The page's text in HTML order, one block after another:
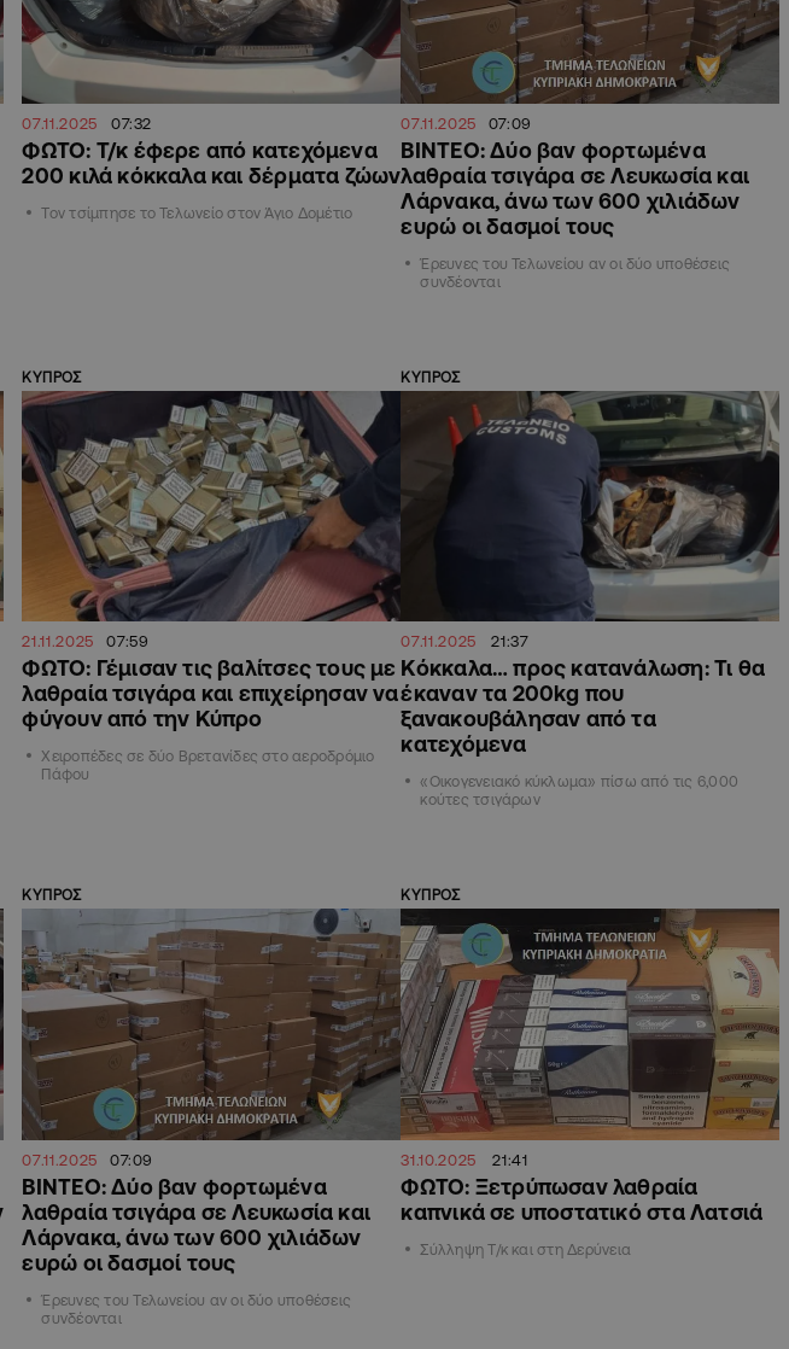
07.11.2025 07:32
ΦΩΤΟ: Τ/κ έφερε από κατεχόμενα
200 κιλά κόκκαλα και δέρματα ζώων
Τον τσίμπησε το Τελωνείο στον Άγιο Δομέτιο
07.11.2025 07:09
ΒΙΝΤΕΟ: Δύο βαν φορτωμένα
λαθραία τσιγάρα σε Λευκωσία και
Λάρνακα, άνω των 600 χιλιάδων
ευρώ οι δασμοί τους
Έρευνες του Τελωνείου αν οι δύο υποθέσεις
συνδέονται
ΚΥΠΡΟΣ
21.11.2025 07:59
ΦΩΤΟ: Γέμισαν τις βαλίτσες τους με
λαθραία τσιγάρα και επιχείρησαν να
φύγουν από την Κύπρο
Χειροπέδες σε δύο Βρετανίδες στο αεροδρόμιο
Πάφου
ΚΥΠΡΟΣ
07.11.2025 21:37
Κόκκαλα… προς κατανάλωση: Τι θα
έκαναν τα 200kg που
ξανακουβάλησαν από τα
κατεχόμενα
«Οικογενειακό κύκλωμα» πίσω από τις 6,000
κούτες τσιγάρων
ΚΥΠΡΟΣ
07.11.2025 07:09
ΒΙΝΤΕΟ: Δύο βαν φορτωμένα
λαθραία τσιγάρα σε Λευκωσία και
Λάρνακα, άνω των 600 χιλιάδων
ευρώ οι δασμοί τους
Έρευνες του Τελωνείου αν οι δύο υποθέσεις
συνδέονται
ΚΥΠΡΟΣ
31.10.2025 21:41
ΦΩΤΟ: Ξετρύπωσαν λαθραία
καπνικά σε υποστατικό στα Λατσιά
Σύλληψη Τ/κ και στη Δερύνεια